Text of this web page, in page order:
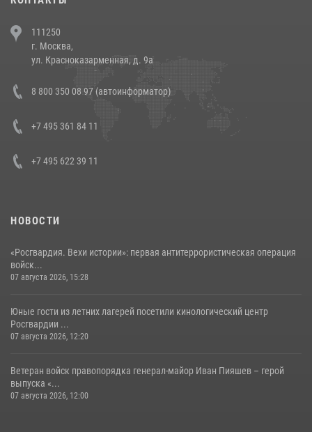
напавших на бригаду скорой помощи (видео)
14 июля 2026, 12:20
В Росгвардии прошла военно-научная конференция по обобщению
боевого опыта
111250
г. Москва,
ул. Красноказарменная, д. 9а
8 800 350 08 97 (автоинформатор)
+7 495 361 84 11
+7 495 622 39 11
НОВОСТИ
«Росгвардия. Вехи истории»: первая антитеррористическая операция
войск...
07 августа 2026, 15:28
Юные гости из летних лагерей посетили кинологический центр
Росгвардии ...
07 августа 2026, 12:20
Ветеран войск правопорядка генерал-майор Иван Пияшев – герой
выпуска «...
07 августа 2026, 12:00